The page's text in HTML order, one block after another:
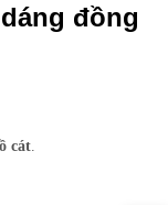
đồng
cát